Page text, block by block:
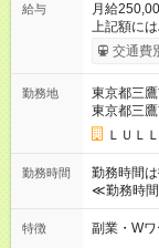
給与
月給
上記額に
ます。 み
万円～＋
万6，610
キルを考
す！ ◎昇給年1回（研修終了後） ◎賞与年2回（2月・8月）＋業
績賞与あり ◤スキルアップも、収入アップも。◢ 入社後の
や頑張り
上アップした社員も。 エンジ
87％。 ス
交通費
勤務地
東京都三
東京都三
ＬＵＬ
勤務時間
勤務時間
≪勤務時間
分～19時
間） ＼平日夜も、ちゃんと「自分時間」がつくれます／ 残業は
特徴 副業・W